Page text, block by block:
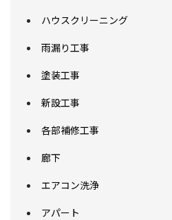
ハウスクリーニング
雨漏り工事
塗装工事
新設工事
各部補修工事
廊下
エアコン洗浄
アパート